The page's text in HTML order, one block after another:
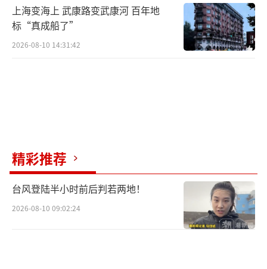
上海变海上 武康路变武康河 百年地
标“真成船了”
2026-08-10 14:31:42
精彩推荐
台风登陆半小时前后判若两地！
2026-08-10 09:02:24